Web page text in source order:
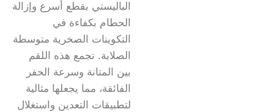
الباليستي بقطع أسرع وإزالة
الحطام بكفاءة في
التكوينات الصخرية متوسطة
الصلابة. تجمع هذه اللقم
بين المتانة وسرعة الحفر
الفائقة، مما يجعلها مثالية
لتطبيقات التعدين واستغلال